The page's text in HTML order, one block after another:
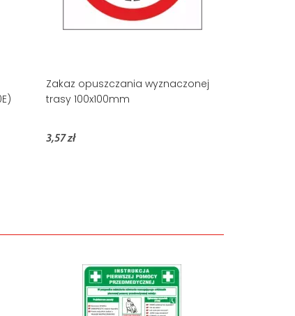
Zakaz opuszczania wyznaczonej
trasy 100x100mm
3,57 zł